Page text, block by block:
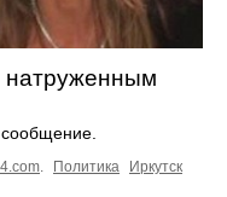
натруженным
. Политика
Иркутск